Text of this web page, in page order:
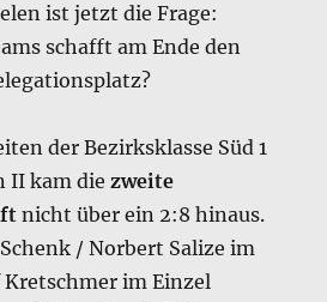
ist jetzt die Frage:
schafft am Ende den
der Bezirksklasse Süd 1
II kam diezweite
nicht über ein 2:8 hinaus.
/ Norbert Salize im
Kretschmer im Einzel